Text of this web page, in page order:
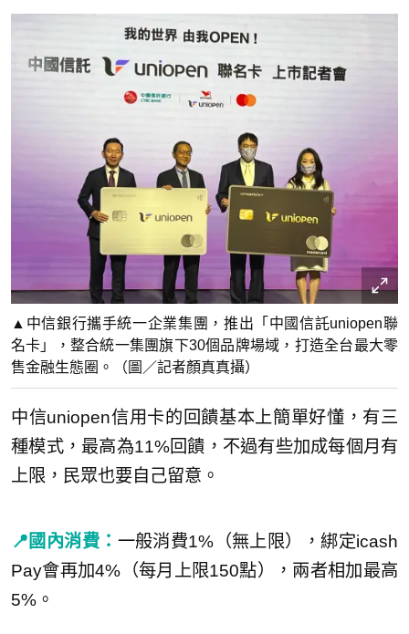
▲中信銀行攜手統一企業集團，推出「中國信託uniopen聯
名卡」，整合統一集團旗下30個品牌場域，打造全台最大零
售金融生態圈。（圖／記者顏真真攝）
中信uniopen信用卡的回饋基本上簡單好懂，有三
種模式，最高為11%回饋，不過有些加成每個月有
上限，民眾也要自己留意。
📍國內消費： 一般消費1%（無上限），綁定icash
Pay會再加4%（每月上限150點），兩者相加最高
5%。